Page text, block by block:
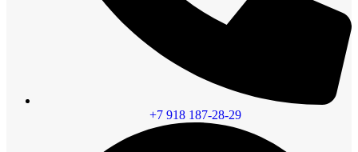
+7 918 187-28-29